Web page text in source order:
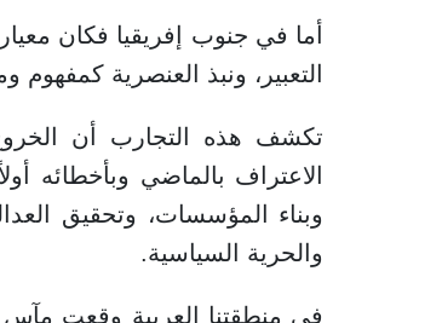
أما في جنوب إفريقيا فكان
التعبير، ونبذ العنصرية كمفهوم
تكشف هذه التجارب أن
الاعتراف بالماضي وبأخطائه
وبناء المؤسسات، وتحقيق
والحرية السياسية.
في منطقتنا العربية وقعت